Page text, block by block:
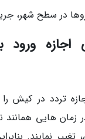
در سطح شهر،
اجازه
تردد در کیش را
هایی همانند